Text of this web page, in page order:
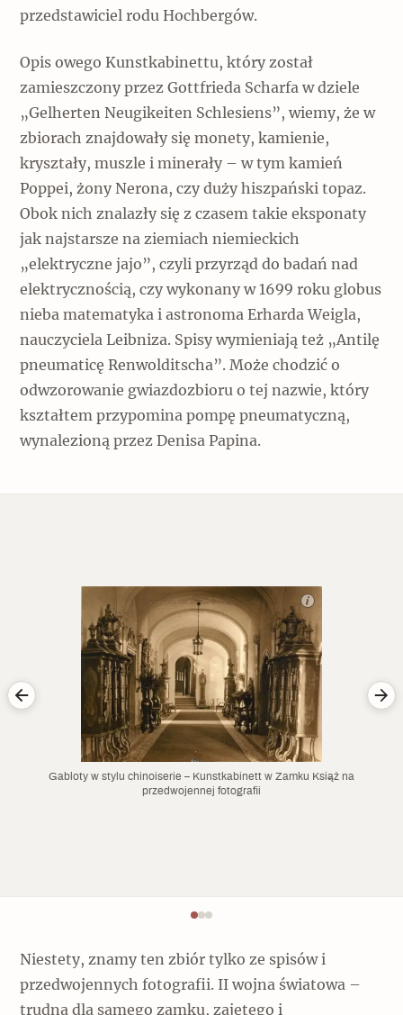
przedstawiciel rodu Hochbergów.
Opis owego Kunstkabinettu, który został
zamieszczony przez Gottfrieda Scharfa w dziele
„Gelherten Neugikeiten Schlesiens”, wiemy, że w
zbiorach znajdowały się monety, kamienie,
kryształy, muszle i minerały – w tym kamień
Poppei, żony Nerona, czy duży hiszpański topaz.
Obok nich znalazły się z czasem takie eksponaty
jak najstarsze na ziemiach niemieckich
„elektryczne jajo”, czyli przyrząd do badań nad
elektrycznością, czy wykonany w 1699 roku globus
nieba matematyka i astronoma Erharda Weigla,
nauczyciela Leibniza. Spisy wymieniają też „Antilę
pneumaticę Renwolditscha”. Może chodzić o
odwzorowanie gwiazdozbioru o tej nazwie, który
kształtem przypomina pompę pneumatyczną,
wynalezioną przez Denisa Papina.
Gabloty w stylu chinoiserie – Kunstkabinett w Zamku Książ na
przedwojennej fotografii
Niestety, znamy ten zbiór tylko ze spisów i
przedwojennych fotografii. II wojna światowa –
trudna dla samego zamku, zajętego i